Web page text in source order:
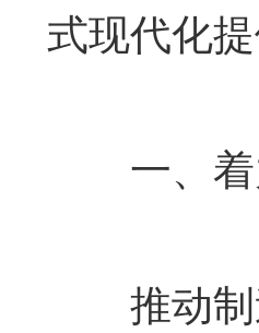
式现代化
一、着
推动制